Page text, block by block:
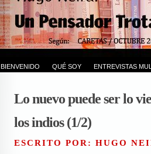
BIENVENIDO QUÉ SOY ENTREVISTAS
Lo nuevo puede ser lo
los indios (1/2)
ESCRITO POR: HUGO